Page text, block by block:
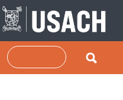
Pasar al contenido principal
Buscar